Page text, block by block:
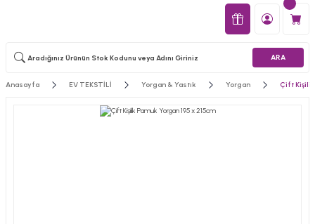
ARA
Anasayfa EV TEKSTİLİ Yorgan & Yastık Yorgan Çift Kişilik